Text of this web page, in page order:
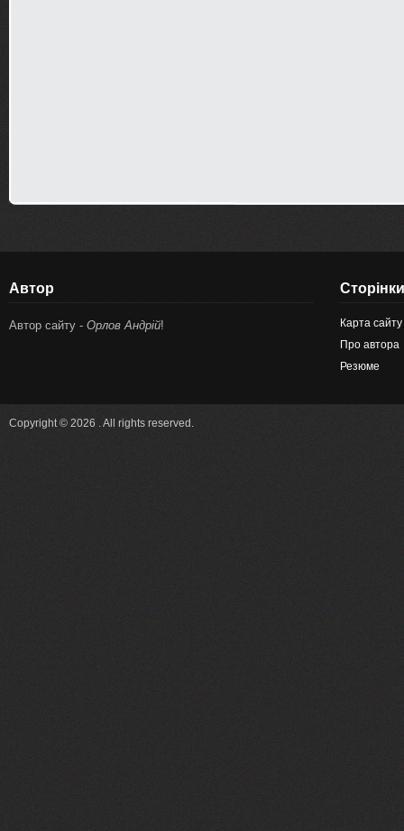
Автор
Автор сайту - Орлов Андрій!
Сторінки
Карта сайту
Про автора
Резюме
Copyright © 2026 . All rights reserved.